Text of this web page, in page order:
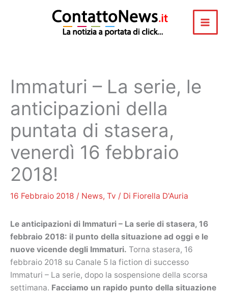
Immaturi – La serie, le
anticipazioni della
puntata di stasera,
venerdì 16 febbraio
2018!
16 Febbraio 2018 / News, Tv / Di Fiorella D'Auria
Le anticipazioni di Immaturi – La serie di stasera, 16
febbraio 2018: il punto della situazione ad oggi e le
nuove vicende degli Immaturi. Torna stasera, 16
febbraio 2018 su Canale 5 la fiction di successo
Immaturi – La serie, dopo la sospensione della scorsa
settimana. Facciamo un rapido punto della situazione